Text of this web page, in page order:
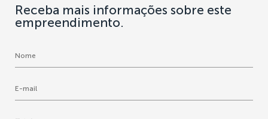
Receba mais informações sobre este
empreendimento.